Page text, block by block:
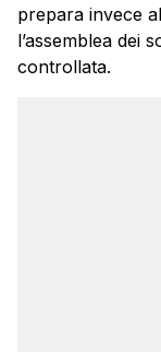
prepara invece
l’assemblea dei
controllata.